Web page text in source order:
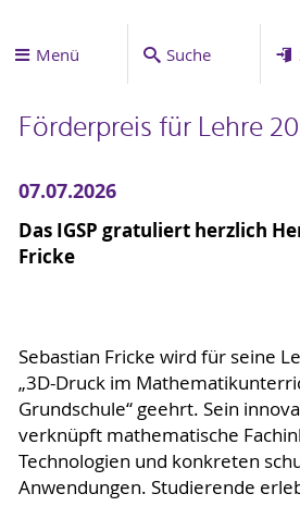
Menü Suche
Förderpreis für Lehre
07.07.2026
Das IGSP gratuliert herzlich
Fricke
Sebastian Fricke wird für seine
„3D-Druck im
Grundschule“ geehrt. Sein
verknüpft mathematische
Technologien und konkreten
Anwendungen. Studierende